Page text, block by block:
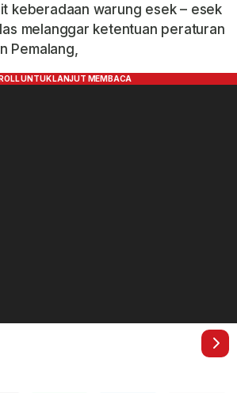
keberadaan warung esek – esek
melanggar ketentuan peraturan
Pemalang,